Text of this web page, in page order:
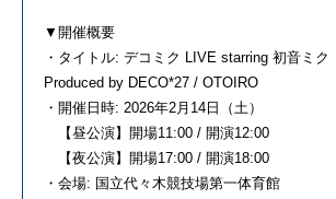
▼開催概要
・タイトル: デコミク LIVE starring 初音ミク
Produced by DECO*27 / OTOIRO
・開催日時: 2026年2月14日（土）
【昼公演】開場11:00 / 開演12:00
【夜公演】開場17:00 / 開演18:00
・会場: 国立代々木競技場第一体育館